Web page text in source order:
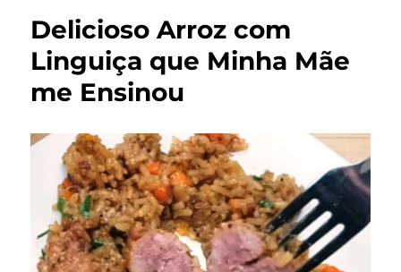
Delicioso Arroz com
Linguiça que Minha Mãe
me Ensinou